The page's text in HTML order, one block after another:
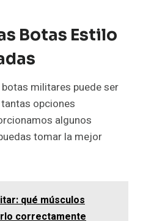
Botas Estilo
militares puede ser
opciones
algunos
tomar la mejor
qué músculos
correctamente